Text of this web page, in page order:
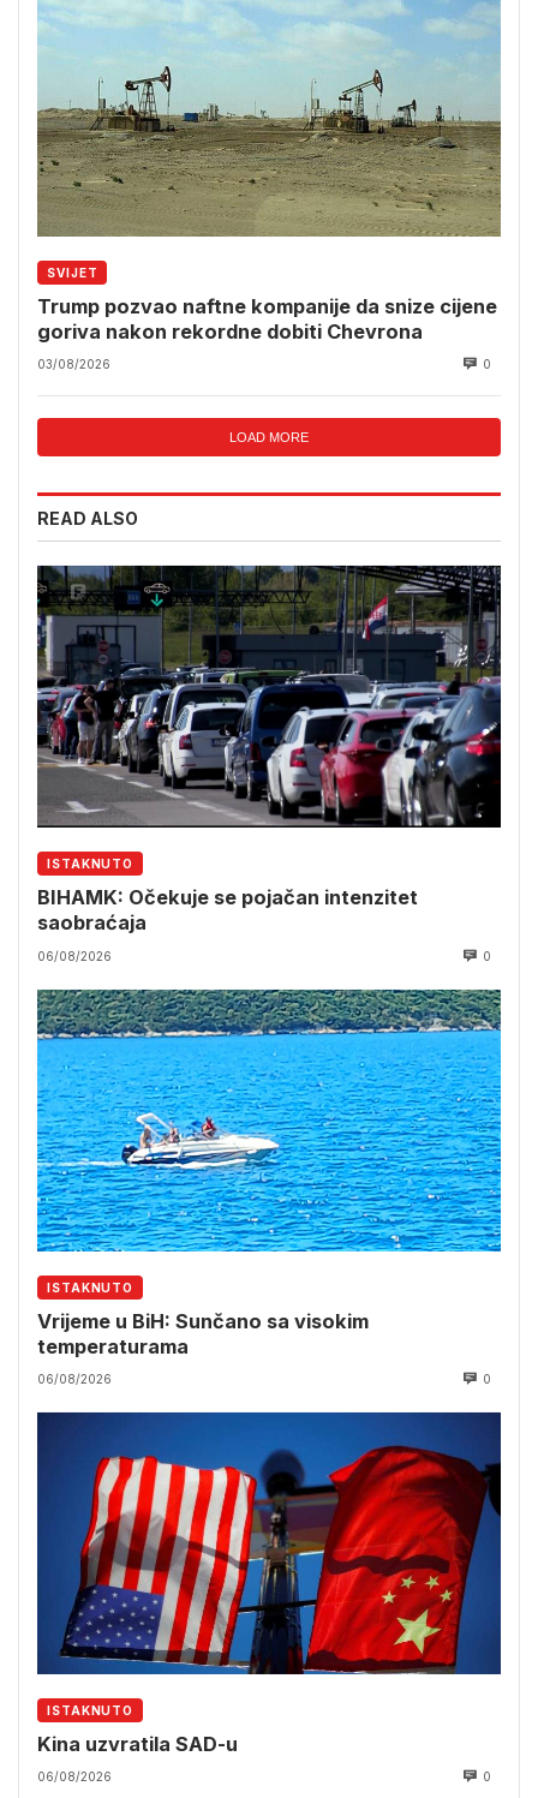
SVIJET
Trump pozvao naftne kompanije da snize cijene
goriva nakon rekordne dobiti Chevrona
03/08/2026 0
LOAD MORE
READ ALSO
ISTAKNUTO
BIHAMK: Očekuje se pojačan intenzitet
saobraćaja
06/08/2026 0
ISTAKNUTO
Vrijeme u BiH: Sunčano sa visokim
temperaturama
06/08/2026 0
ISTAKNUTO
Kina uzvratila SAD-u
06/08/2026 0